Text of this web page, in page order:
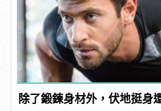
除了鍛鍊身材外，伏地挺身